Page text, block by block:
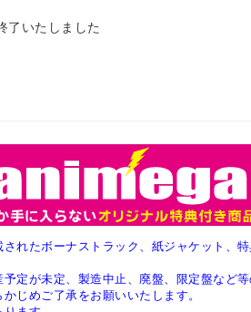
了いたしました
れたボーナストラック、紙ジャケット、
定が未定、製造中止、廃盤、限定盤など
じめご了承をお願いいたします。